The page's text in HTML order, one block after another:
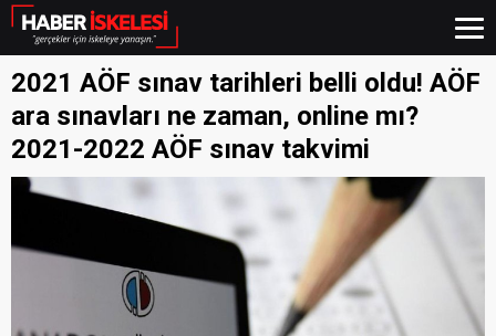
2021 AÖF sınav tarihleri belli oldu! AÖF
ara sınavları ne zaman, online mı?
2021-2022 AÖF sınav takvimi